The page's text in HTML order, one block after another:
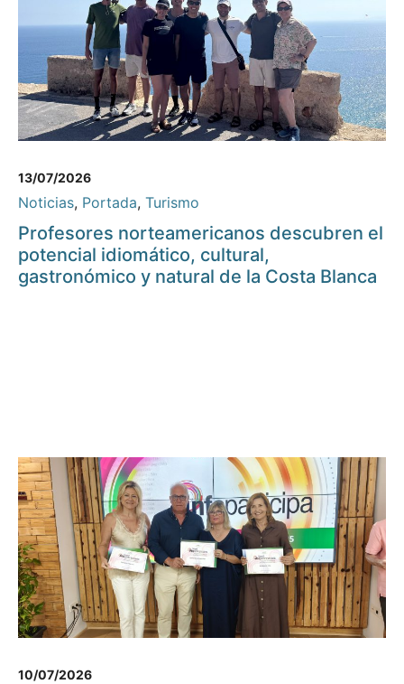
13/07/2026
Noticias, Portada, Turismo
Profesores norteamericanos descubren el
potencial idiomático, cultural,
gastronómico y natural de la Costa Blanca
10/07/2026